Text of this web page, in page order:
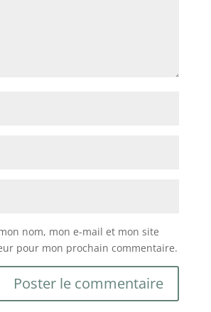
nom, mon e-mail et mon site
pour mon prochain commentaire.